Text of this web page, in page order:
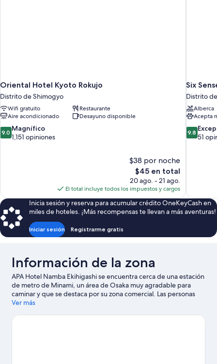
Oriental Hotel Kyoto Rokujo
Distrito de Shimogyo
Wifi gratuito
Restaurante
Aire acondicionado
Desayuno disponible
9.0
de
9.0 Magnífico
1,151 opiniones
$38 por noche
El
precio
actual
es
de
$45
$45 en total
20 ago. - 21 ago.
El total incluye todos los impuestos y cargos
Six
Distrito
Alberca
Acepta
9.8
de
9.8
51
Inicia sesión y reserva para acumular crédito OneKeyCash en
miles de hoteles. ¡Más recompensas te llevan a más aventuras!
Iniciar sesión Registrarme gratis
Información de la zona
APA Hotel Namba Ekihigashi se encuentra cerca de una estación
de metro de Minami, un área de Osaka muy agradable para
caminar y que se destaca por su zona comercial. Las personas
que deseen ir de compras pueden visitar Calle comercial
quieran conocer los puntos de interés más famosos del área
Ver más